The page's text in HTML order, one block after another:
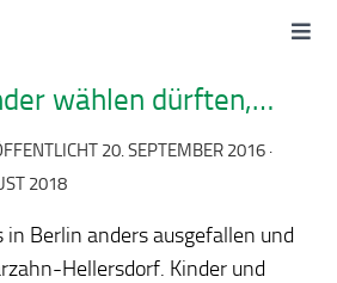
wählen dürften,…
20. SEPTEMBER 2016 ·
2018
Berlin anders ausgefallen und
Hellersdorf. Kinder und